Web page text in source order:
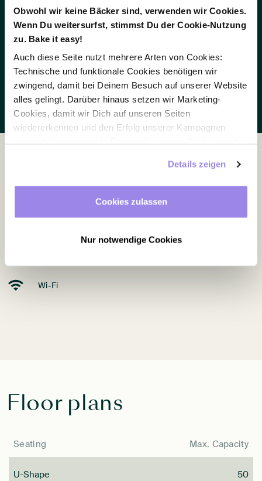
Obwohl wir keine Bäcker sind, verwenden wir Cookies.
Wenn Du weitersurfst, stimmst Du der Cookie-Nutzung
zu. Bake it easy!
Auch diese Seite nutzt mehrere Arten von Cookies:
Technische und funktionale Cookies benötigen wir
zwingend, damit bei Deinem Besuch auf unserer Website
alles gelingt. Darüber hinaus setzen wir Marketing-
Cookies, damit wir Dich auf unseren Seiten
wiedererkennen und den Erfolg unserer Kampagnen
außerhalb unserer Webseite. Du kannst jederzeit – auch
später noch – festlegen, welche Cookies Du zulässt und
Details zeigen
Cookies zulassen
Nur notwendige Cookies
take place on the adjoining private terrace, while
communal breaks between sessions are held in
the restaurant and on the sun terrace.
Enquire now
Equipment
Wi-Fi
Floor plans
Seating Max. Capacity
U-Shape 50